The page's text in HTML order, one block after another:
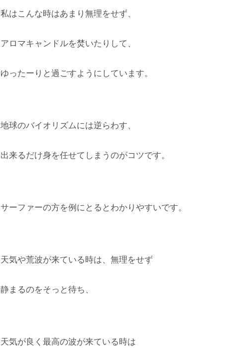
私はこんな時はあまり無理をせず、
アロマキャンドルを焚いたりして、
ゆったーりと過ごすようにしています。
地球のバイオリズムには逆らわす、
出来るだけ身を任せてしまうのがコツです。
サーファーの方を例にとるとわかりやすいです。
天気や荒波が来ている時は、無理をせず
静まるのをそっと待ち、
天気が良く最高の波が来ている時は